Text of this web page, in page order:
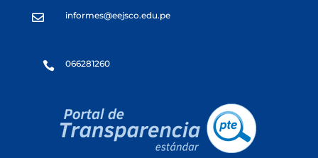
 informes@eejsco.edu.pe
 066281260